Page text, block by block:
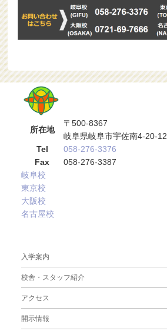
所在地
〒500-8367
岐阜県岐阜市宇佐南4-20-12
Tel
058-276-3376
Fax
058-276-3387
岐阜校
東京校
大阪校
名古屋校
入学案内
校舎・スタッフ紹介
アクセス
開示情報